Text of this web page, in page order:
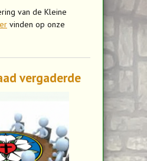
van de Kleine
vinden op onze
vergaderde